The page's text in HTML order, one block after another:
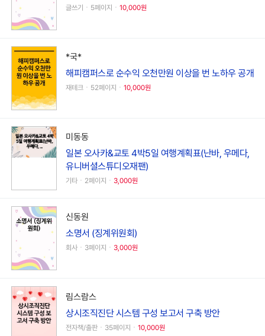
글쓰기ㆍ5페이지ㆍ 10,000원
*국*
해피캠퍼스로 순수익 오천만원 이상을 번 노하우 공개
재테크ㆍ52페이지ㆍ 10,000원
미동동
일본 오사카&교토 4박5일 여행계획표(난바, 우메다,
유니버셜스튜디오재팬)
기타ㆍ2페이지ㆍ 3,000원
신동원
소명서 (징계위원회)
회사ㆍ3페이지ㆍ 3,000원
림스람스
상시조직진단 시스템 구성 보고서 구축 방안
전자책/출판ㆍ35페이지ㆍ 10,000원